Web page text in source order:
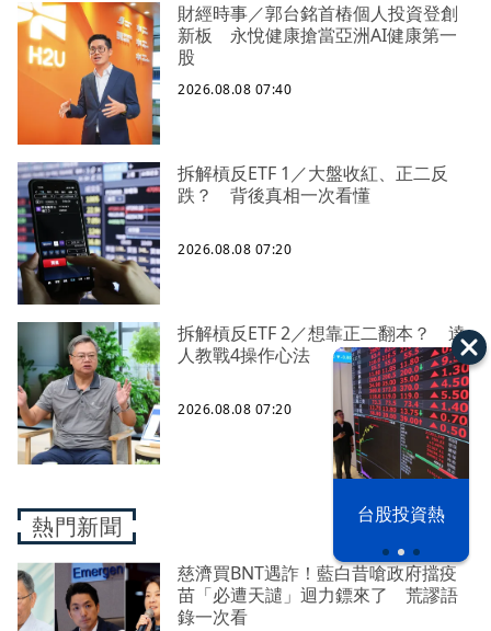
台股投資熱
財經時事／郭台銘首樁個人投資登創
新板 永悅健康搶當亞洲AI健康第一
股
2026.08.08 07:40
拆解槓反ETF 1／大盤收紅、正二反
跌？ 背後真相一次看懂
2026.08.08 07:20
拆解槓反ETF 2／想靠正二翻本？ 達
人教戰4操作心法
2026.08.08 07:20
熱門新聞
慈濟買BNT遇詐！藍白昔嗆政府擋疫
苗「必遭天譴」迴力鏢來了 荒謬語
錄一次看